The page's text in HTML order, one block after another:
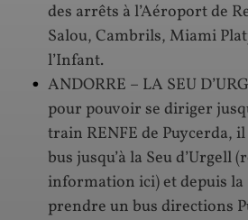
des arrêts à l’Aéroport de
Salou, Cambrils, Miami
l’Infant.
ANDORRE – LA SEU
pour pouvoir se diriger
train RENFE de Puycerda,
bus jusqu’à la Seu d’Urgell
information ici) et depuis la
prendre un bus directions